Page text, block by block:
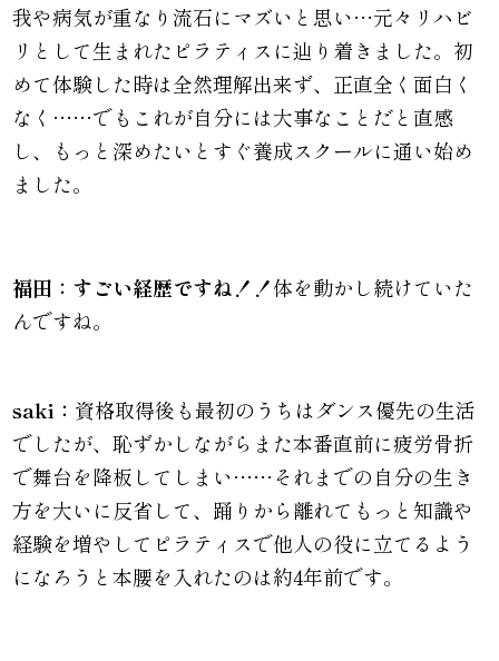
我や病気が重なり流石にマズいと思い…元々リハビ
リとして生まれたピラティスに辿り着きました。初
めて体験した時は全然理解出来ず、正直全く面白く
なく……でもこれが自分には大事なことだと直感
し、もっと深めたいとすぐ養成スクールに通い始め
ました。
福田：すごい経歴ですね！！体を動かし続けていた
んですね。
saki： 資格取得後も最初のうちはダンス優先の生活
でしたが、恥ずかしながらまた本番直前に疲労骨折
で舞台を降板してしまい……それまでの自分の生き
方を大いに反省して、踊りから離れてもっと知識や
経験を増やしてピラティスで他人の役に立てるよう
になろうと本腰を入れたのは約4年前です。